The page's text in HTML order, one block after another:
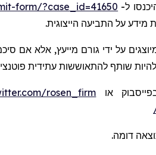
ל- form/?case_id=41650
מידע על התביעה הייצוגית.
על ידי גורם מייעץ, אלא אם
שותף להתאוששות עתידית
rosen_firm או
דומה.